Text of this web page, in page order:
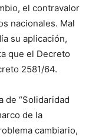
el contravalor
nacionales. Mal
su aplicación,
que el Decreto
2581/64.
de “Solidaridad
de la
cambiario,